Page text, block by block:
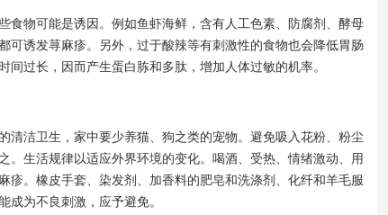
物可能是诱因。例如鱼虾海鲜，含有人工色素、防腐剂、酵母
可诱发荨麻疹。另外，过于酸辣等有刺激性的食物也会降低胃肠
过长，因而产生蛋白胨和多肽，增加人体过敏的机率。
洁卫生，家中要少养猫、狗之类的宠物。避免吸入花粉、粉尘
。生活规律以适应外界环境的变化。喝酒、受热、情绪激动、用
疹。橡皮手套、染发剂、加香料的肥皂和洗涤剂、化纤和羊毛服
成为不良刺激，应予避免。